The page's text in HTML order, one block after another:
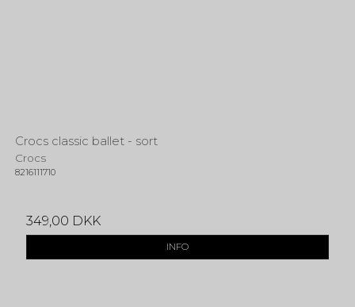
Crocs classic ballet - sort
Crocs
8216111710
349,00 DKK
INFO